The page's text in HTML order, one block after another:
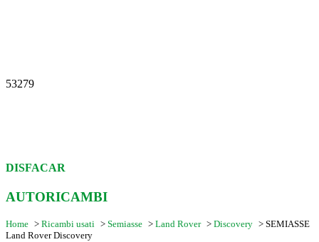
53279
DISFACAR
AUTORICAMBI
Home > Ricambi usati > Semiasse > Land Rover > Discovery > SEMIASSE
Land Rover Discovery